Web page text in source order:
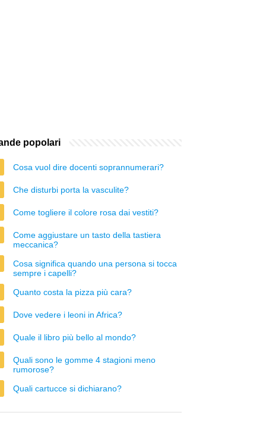
popolari
Cosa vuol dire docenti soprannumerari?
Che disturbi porta la vasculite?
Come togliere il colore rosa dai vestiti?
Come aggiustare un tasto della tastiera
meccanica?
Cosa significa quando una persona si tocca
sempre i capelli?
Quanto costa la pizza più cara?
Dove vedere i leoni in Africa?
Quale il libro più bello al mondo?
Quali sono le gomme 4 stagioni meno
rumorose?
Quali cartucce si dichiarano?